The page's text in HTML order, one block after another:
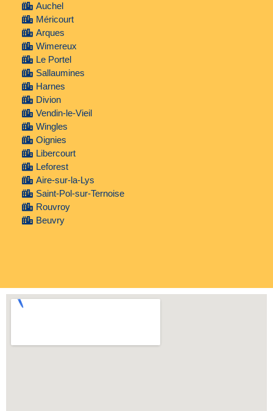
Auchel
Méricourt
Arques
Wimereux
Le Portel
Sallaumines
Harnes
Divion
Vendin-le-Vieil
Wingles
Oignies
Libercourt
Leforest
Aire-sur-la-Lys
Saint-Pol-sur-Ternoise
Rouvroy
Beuvry